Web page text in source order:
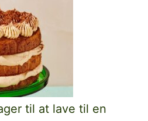
til at lave til en